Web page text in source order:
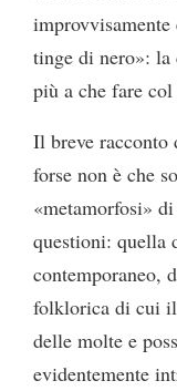
tinge di nero»: la
più a che fare
Il breve
forse non è che
«metamorfosi»
questioni: quella
contemporaneo,
folklorica di cui il
delle molte e
evidentemente